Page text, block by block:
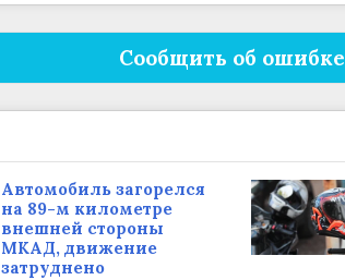
Сообщить об ошибке
Автомобиль загорелся
на 89-м километре
внешней стороны
МКАД, движение
затруднено